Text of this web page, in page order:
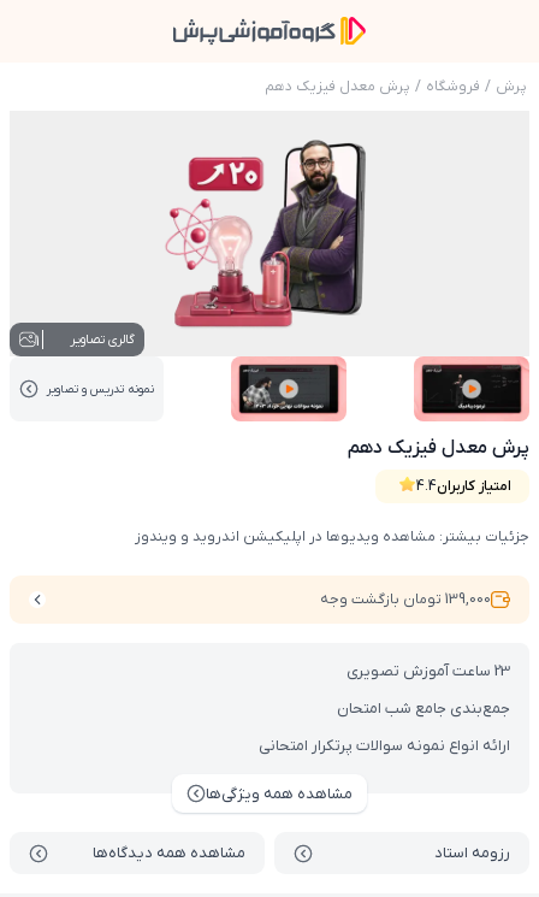
پرش / فروشگاه / پرش معدل فیزیک دهم
عکس محصول پرش معدل فیزیک دهم
گالری تصاویر 1
عکس کاور نمونه تدریس
نمونه تدریس‌ و تصاویر
پرش معدل فیزیک دهم
امتیاز کاربران4.4
23 ساعت آموزش تصویری
جمع‌بندی جامع شب امتحان
ارائه انواع نمونه سوالات پرتکرار امتحانی
مشاهده همه ویژگی‌ها
رزومه استاد مشاهده همه دیدگاه‌ها
جزئیات بیشتر: مشاهده ویدیوها در اپلیکیشن اندروید و ویندوز
139,000 تومان بازگشت وجه